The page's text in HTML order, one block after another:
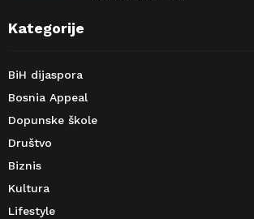
Kategorije
BiH dijaspora
Bosnia Appeal
Dopunske škole
Društvo
Biznis
Kultura
Lifestyle